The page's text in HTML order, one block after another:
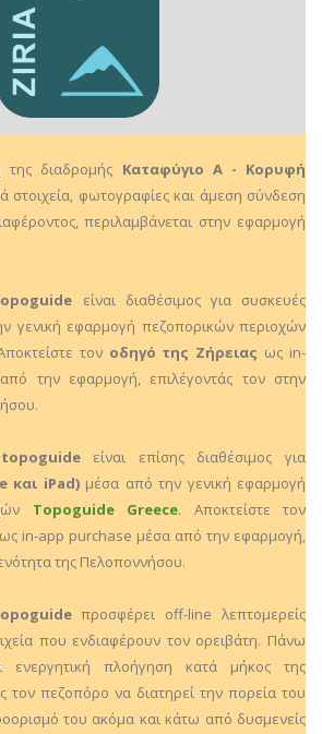
της διαδρομής Καταφύγιο Α - Κορυφή
στοιχεία, φωτογραφίες και άμεση σύνδεση
περιλαμβάνεται στην εφαρμογή
είναι διαθέσιμος για συσκευές
γενική εφαρμογή πεζοπορικών περιοχών
τον οδηγό της Ζήρειας ως in-
την εφαρμογή, επιλέγοντάς τον στην
είναι επίσης διαθέσιμος για
και iPad)μέσα από την γενική εφαρμογή
Topoguide Greece. Αποκτείστε τον
ως in-app purchase μέσα από την εφαρμογή,
της Πελοποννήσου.
προσφέρει off-line λεπτομερείς
που ενδιαφέρουν τον ορειβάτη. Πάνω
ενεργητική πλοήγηση κατά μήκος της
τον πεζοπόρο να διατηρεί την πορεία του
του ακόμα και κάτω από δυσμενείς